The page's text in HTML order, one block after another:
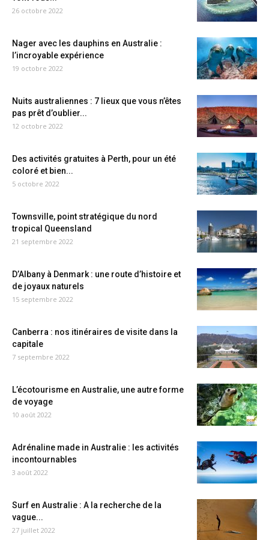
26 octobre 2022
Nager avec les dauphins en Australie :
l’incroyable expérience
19 octobre 2022
Nuits australiennes : 7 lieux que vous n’êtes
pas prêt d’oublier...
12 octobre 2022
Des activités gratuites à Perth, pour un été
coloré et bien...
5 octobre 2022
Townsville, point stratégique du nord
tropical Queensland
21 septembre 2022
D’Albany à Denmark : une route d’histoire et
de joyaux naturels
15 septembre 2022
Canberra : nos itinéraires de visite dans la
capitale
7 septembre 2022
L’écotourisme en Australie, une autre forme
de voyage
10 août 2022
Adrénaline made in Australie : les activités
incontournables
3 août 2022
Surf en Australie : A la recherche de la
vague...
27 juillet 2022